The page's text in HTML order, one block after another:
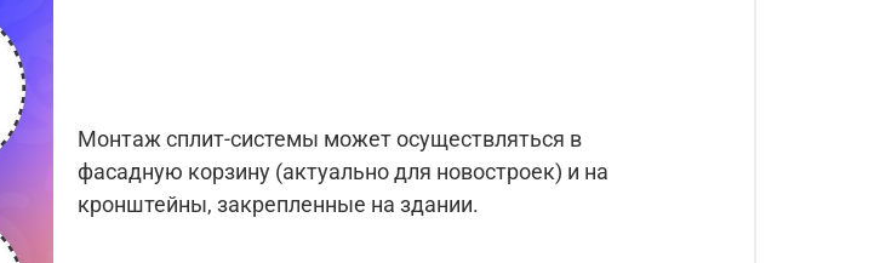
Монтаж сплит-системы может осуществляться в
фасадную корзину (актуально для новостроек) и на
кронштейны, закрепленные на здании.